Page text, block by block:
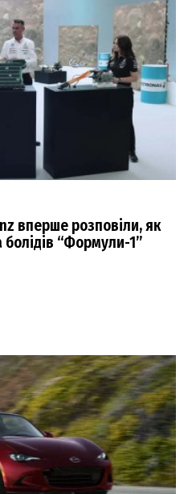
вперше розповіли, як
“Формули-1”